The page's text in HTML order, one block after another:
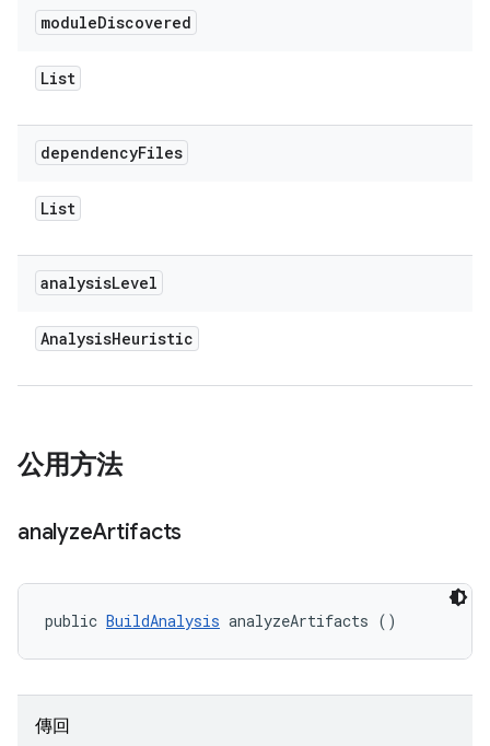
moduleDiscovered
List
dependencyFiles
List
analysisLevel
AnalysisHeuristic
公用方法
analyzeArtifacts
public BuildAnalysis analyzeArtifacts ()
傳回